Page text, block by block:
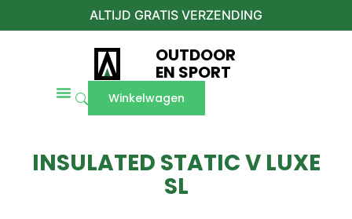
ALTIJD GRATIS VERZENDING
OUTDOOR
EN SPORT
Winkelwagen
INSULATED STATIC V LUXE
SL